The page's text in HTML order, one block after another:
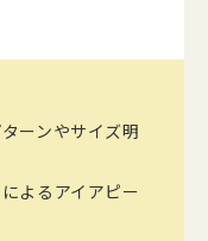
ーンやサイズ明
よるアイアピー